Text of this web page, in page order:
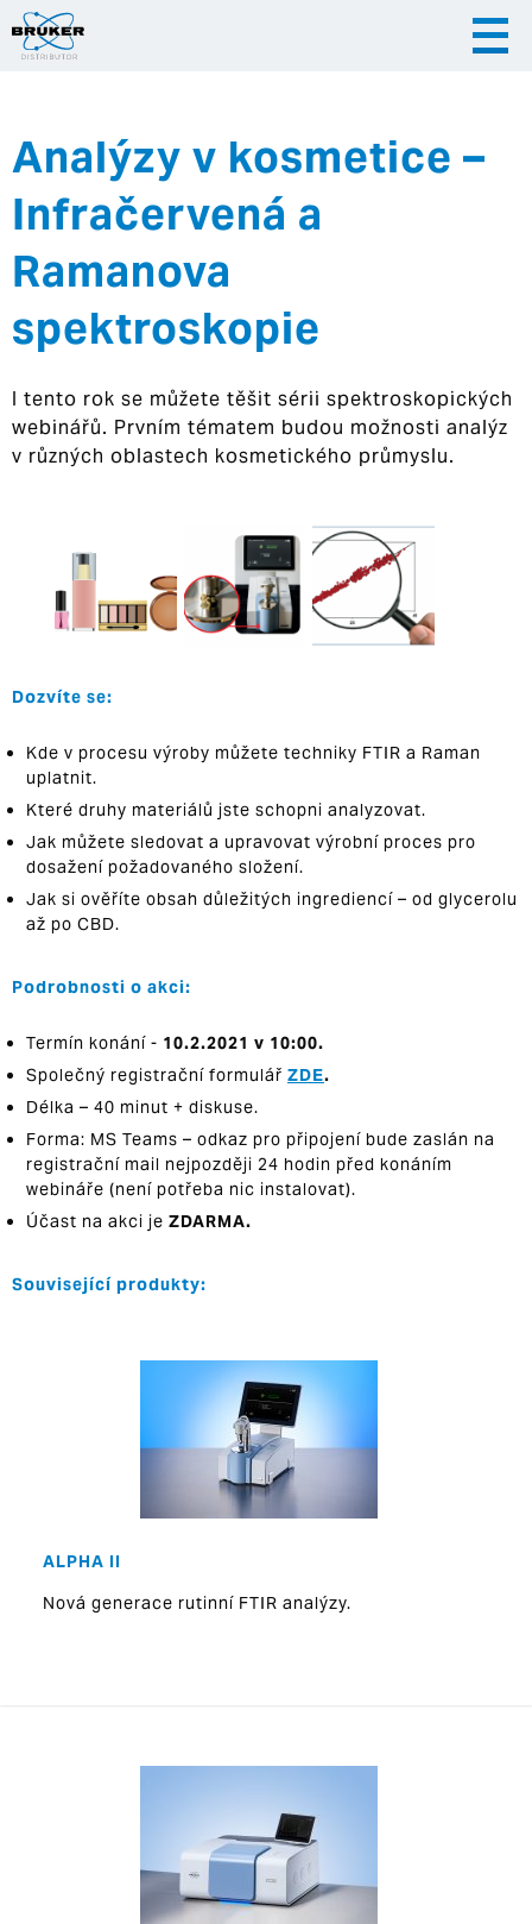
Česky
|
Hrvatska
Analýzy v kosmetice –
Infračervená a
Ramanova
spektroskopie
I tento rok se můžete těšit sérii spektroskopických
webinářů. Prvním tématem budou možnosti analýz
v různých oblastech kosmetického průmyslu.
Dozvíte se:
Kde v procesu výroby můžete techniky FTIR a Raman
uplatnit.
Které druhy materiálů jste schopni analyzovat.
Jak můžete sledovat a upravovat výrobní proces pro
dosažení požadovaného složení.
Jak si ověříte obsah důležitých ingrediencí – od glycerolu
až po CBD.
Podrobnosti o akci:
Termín konání - 10.2.2021 v 10:00.
Společný registrační formulář ZDE.
Délka – 40 minut + diskuse.
Forma: MS Teams – odkaz pro připojení bude zaslán na
registrační mail nejpozději 24 hodin před konáním
webináře (není potřeba nic instalovat).
Účast na akci je ZDARMA.
Související produkty:
ALPHA II
Nová generace rutinní FTIR analýzy.